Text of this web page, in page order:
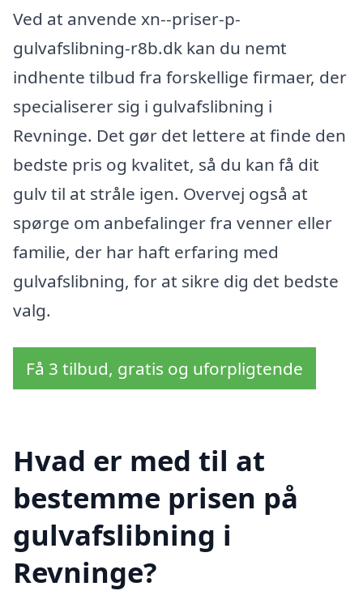
Ved at anvende xn--priser-p-
gulvafslibning-r8b.dk kan du nemt
indhente tilbud fra forskellige firmaer, der
specialiserer sig i gulvafslibning i
Revninge. Det gør det lettere at finde den
bedste pris og kvalitet, så du kan få dit
gulv til at stråle igen. Overvej også at
spørge om anbefalinger fra venner eller
familie, der har haft erfaring med
gulvafslibning, for at sikre dig det bedste
valg.
Få 3 tilbud, gratis og uforpligtende
Hvad er med til at
bestemme prisen på
gulvafslibning i
Revninge?